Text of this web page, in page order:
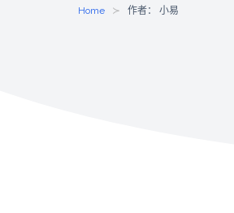
Home 作者： 小易